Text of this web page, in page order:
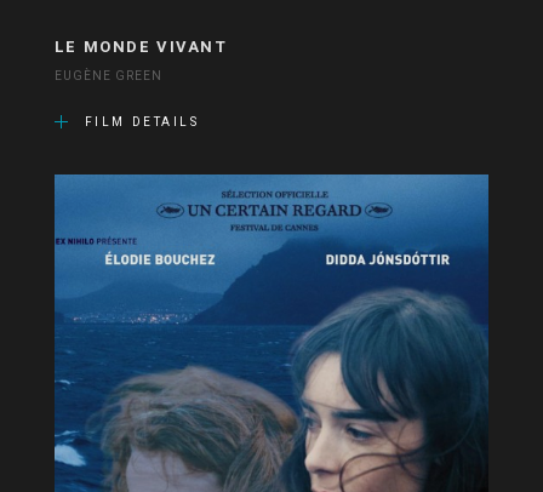
LE MONDE VIVANT
EUGÈNE GREEN
FILM DETAILS